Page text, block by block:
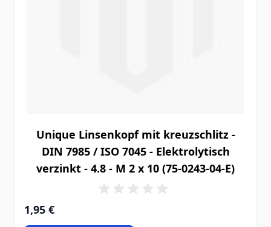
Unique Linsenkopf mit kreuzschlitz -
DIN 7985 / ISO 7045 - Elektrolytisch
verzinkt - 4.8 - M 2 x 10 (75-0243-04-E)
1,95 €